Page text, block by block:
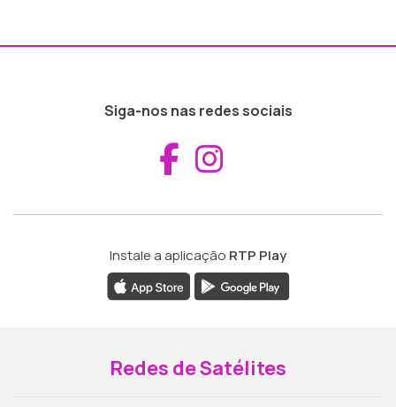
Siga-nos nas redes sociais
Aceder ao
Instale a aplicação RTP Play
Redes de Satélites